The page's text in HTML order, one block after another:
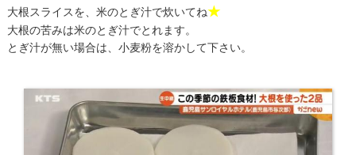
大根スライスを、米のとぎ汁で炊いてね★
大根の苦みは米のとぎ汁でとれます。
とぎ汁が無い場合は、小麦粉を溶かして下さい。